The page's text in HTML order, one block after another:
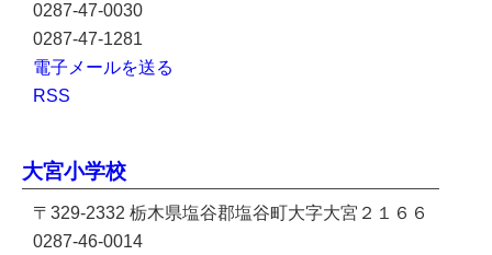
0287-47-0030
0287-47-1281
電子メールを送る
RSS
大宮小学校
〒329-2332 栃木県塩谷郡塩谷町大字大宮２１６６
0287-46-0014